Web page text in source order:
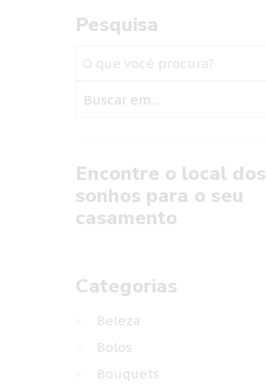
Pesquisa
Buscar em...
Encontre o local dos
sonhos para o seu
casamento
Categorias
Beleza
Bolos
Bouquets